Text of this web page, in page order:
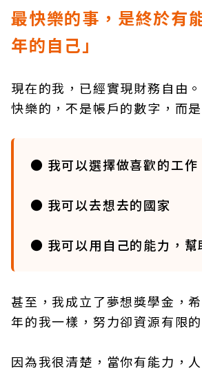
最快樂的事，是終於有
年的自己」
現在的我，已經實現財務自由
快樂的，不是帳戶的數字，而是
● 我可以選擇做喜歡的工作
● 我可以去想去的國家
● 我可以用自己的能力，幫
甚至，我成立了夢想獎學金，
年的我一樣，努力卻資源有限的
因為我很清楚，當你有能力，